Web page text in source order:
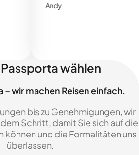
wählen
– wir machen Reisen einfach.
bis zu Genehmigungen, wir
Schritt, damit Sie sich auf die
können und die Formalitäten uns
überlassen.